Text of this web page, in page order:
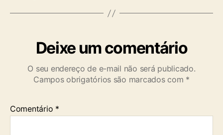
Deixe um comentário
O seu endereço de e-mail não será publicado.
Campos obrigatórios são marcados com *
Comentário *